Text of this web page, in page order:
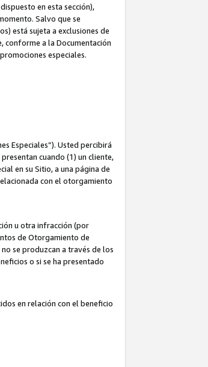
en esta sección),
Salvo que se
está sujeta a exclusiones de
conforme a la Documentación
especiales.
Especiales”). Usted percibirá
cuando (1) un cliente,
en su Sitio, a una página de
con el otorgamiento
u otra infracción (por
de Otorgamiento de
se produzcan a través de los
o si se ha presentado
en relación con el beneficio